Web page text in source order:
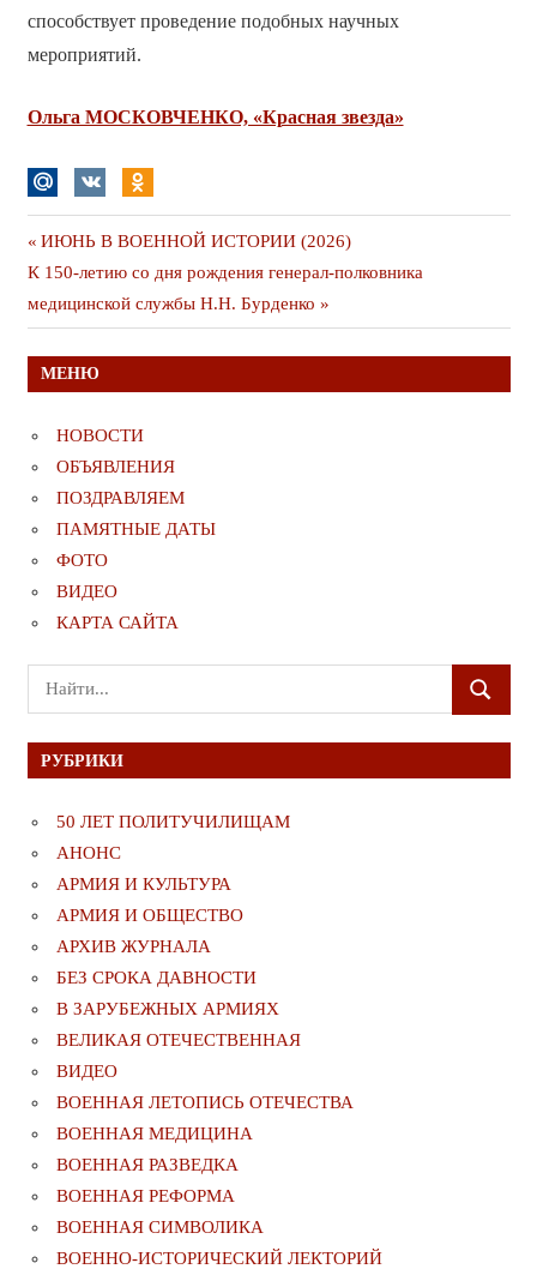
способствует проведение подобных научных
мероприятий.
Ольга МОСКОВЧЕНКО, «Красная звезда»
Навигация
по
записям
Предыдущая
публикация
ИЮНЬ В ВОЕННОЙ ИСТОРИИ (2026)
Следующая
публикация
К 150-летию со дня рождения генерал-полковника
медицинской службы Н.Н. Бурденко
МЕНЮ
НОВОСТИ
ОБЪЯВЛЕНИЯ
ПОЗДРАВЛЯЕМ
ПАМЯТНЫЕ ДАТЫ
ФОТО
ВИДЕО
КАРТА САЙТА
Поиск
для:
ПОИСК
РУБРИКИ
50 ЛЕТ ПОЛИТУЧИЛИЩАМ
АНОНС
АРМИЯ И КУЛЬТУРА
АРМИЯ И ОБЩЕСТВО
АРХИВ ЖУРНАЛА
БЕЗ СРОКА ДАВНОСТИ
В ЗАРУБЕЖНЫХ АРМИЯХ
ВЕЛИКАЯ ОТЕЧЕСТВЕННАЯ
ВИДЕО
ВОЕННАЯ ЛЕТОПИСЬ ОТЕЧЕСТВА
ВОЕННАЯ МЕДИЦИНА
ВОЕННАЯ РАЗВЕДКА
ВОЕННАЯ РЕФОРМА
ВОЕННАЯ СИМВОЛИКА
ВОЕННО-ИСТОРИЧЕСКИЙ ЛЕКТОРИЙ